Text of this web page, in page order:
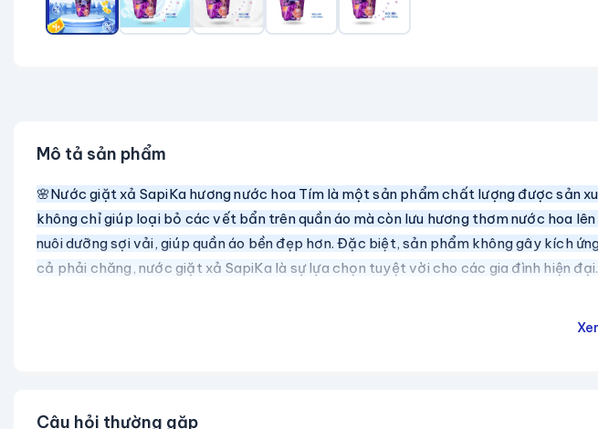
Mô tả sản phẩm
🌸Nước giặt xả SapiKa hương nước hoa Tím là một sản phẩm chất lượng được sản
không chỉ giúp loại bỏ các vết bẩn trên quần áo mà còn lưu hương thơm nước hoa
nuôi dưỡng sợi vải, giúp quần áo bền đẹp hơn. Đặc biệt, sản phẩm không gây kích
cả phải chăng, nước giặt xả SapiKa là sự lựa chọn tuyệt vời cho các gia đình hiện đại.
Câu hỏi thường gặp